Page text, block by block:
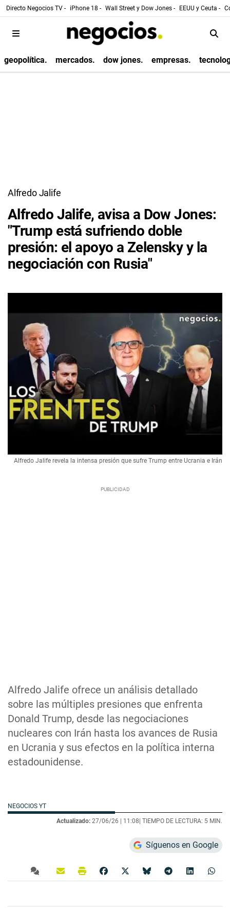
Directo Negocios TV - iPhone 18 - Wall Street y Dow Jones - EEUU y Ceuta -
geopolítica. mercados. dow jones. empresas.
Alfredo Jalife
Alfredo Jalife, avisa a Dow Jones:
"Trump está sufriendo doble
presión: el apoyo a Zelensky y la
negociación con Rusia"
Alfredo Jalife ofrece un análisis detallado
sobre las múltiples presiones que enfrenta
Donald Trump, desde las negociaciones
nucleares con Irán hasta los avances de Rusia
en Ucrania y sus efectos en la política interna
estadounidense.
Alfredo Jalife revela la intensa presión que sufre Trump entre Ucrania e Irán
NEGOCIOS YT
Actualizado: 27/06/26 | 11:08| TIEMPO DE LECTURA: 5 MIN.
Síguenos en Google